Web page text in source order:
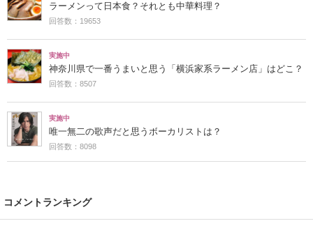
ラーメンって日本食？それとも中華料理？
回答数：19653
実施中
神奈川県で一番うまいと思う「横浜家系ラーメン店」はどこ？
回答数：8507
実施中
唯一無二の歌声だと思うボーカリストは？
回答数：8098
コメントランキング